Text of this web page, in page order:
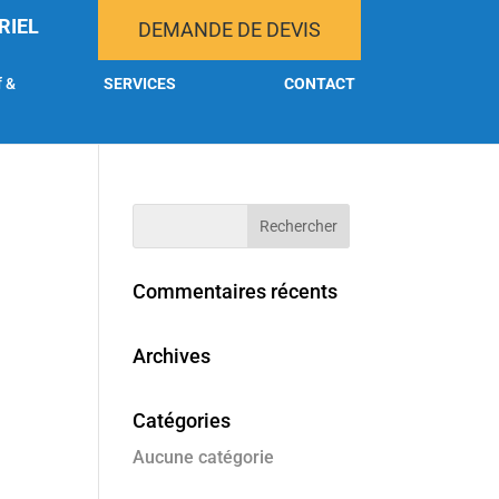
SERVICES
DEMANDE DE DEVIS
CONTACT
&
Commentaires récents
Archives
Catégories
Aucune catégorie